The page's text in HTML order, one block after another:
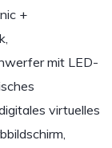
+
mit LED-
virtuelles